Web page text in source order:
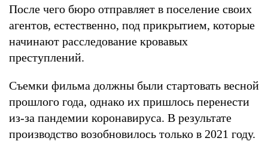
После чего бюро отправляет в поселение своих
агентов, естественно, под прикрытием, которые
начинают расследование кровавых
преступлений.
Съемки фильма должны были стартовать весной
прошлого года, однако их пришлось перенести
из-за пандемии коронавируса. В результате
производство возобновилось только в 2021 году.